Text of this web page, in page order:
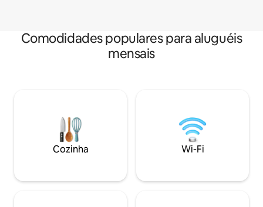
Comodidades populares para aluguéis
mensais
Cozinha Wi-Fi